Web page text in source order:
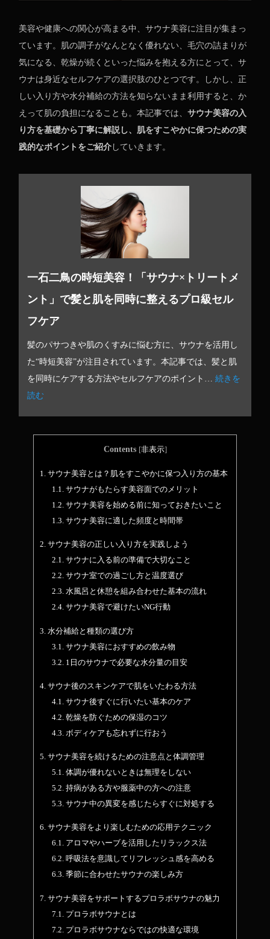
美容や健康への関心が高まる中、サウナ美容に注目が集まっ
ています。肌の調子がなんとなく優れない、毛穴の詰まりが
気になる、乾燥が続くといった悩みを抱える方にとって、サ
ウナは身近なセルフケアの選択肢のひとつです。しかし、正
しい入り方や水分補給の方法を知らないまま利用すると、か
えって肌の負担になることも。本記事では、サウナ美容の入
り方を基礎から丁寧に解説し、肌をすこやかに保つための実
践的なポイントをご紹介 していきます。
一石二鳥の時短美容！「サウナ×トリートメ
ント」で髪と肌を同時に整えるプロ級セル
フケア
髪のパサつきや肌のくすみに悩む方に、サウナを活用し
た“時短美容”が注目されています。本記事では、髪と肌
を同時にケアする方法やセルフケアのポイント…続きを
読む
Contents [非表示]
1. サウナ美容とは？肌をすこやかに保つ入り方の基本
1.1. サウナがもたらす美容面でのメリット
1.2. サウナ美容を始める前に知っておきたいこと
1.3. サウナ美容に適した頻度と時間帯
2. サウナ美容の正しい入り方を実践しよう
2.1.サウナに入る前の準備で大切なこと
2.2.サウナ室での過ごし方と温度選び
2.3.水風呂と休憩を組み合わせた基本の流れ
2.4.サウナ美容で避けたいNG行動
3. 水分補給と種類の選び方
3.1. サウナ美容におすすめの飲み物
3.2. 1日のサウナで必要な水分量の目安
4. サウナ後のスキンケアで肌をいたわる方法
4.1. サウナ後すぐに行いたい基本のケア
4.2. 乾燥を防ぐための保湿のコツ
4.3. ボディケアも忘れずに行おう
5. サウナ美容を続けるための注意点と体調管理
5.1.体調が優れないときは無理をしない
5.2.持病がある方や服薬中の方への注意
5.3.サウナ中の異変を感じたらすぐに対処する
6. サウナ美容をより楽しむための応用テクニック
6.1.アロマやハーブを活用したリラックス法
6.2.呼吸法を意識してリフレッシュ感を高める
6.3.季節に合わせたサウナの楽しみ方
7. サウナ美容をサポートするプロラボサウナの魅力
7.1.
プロラボサウナとは
7.2. プロラボサウナならではの快適な環境